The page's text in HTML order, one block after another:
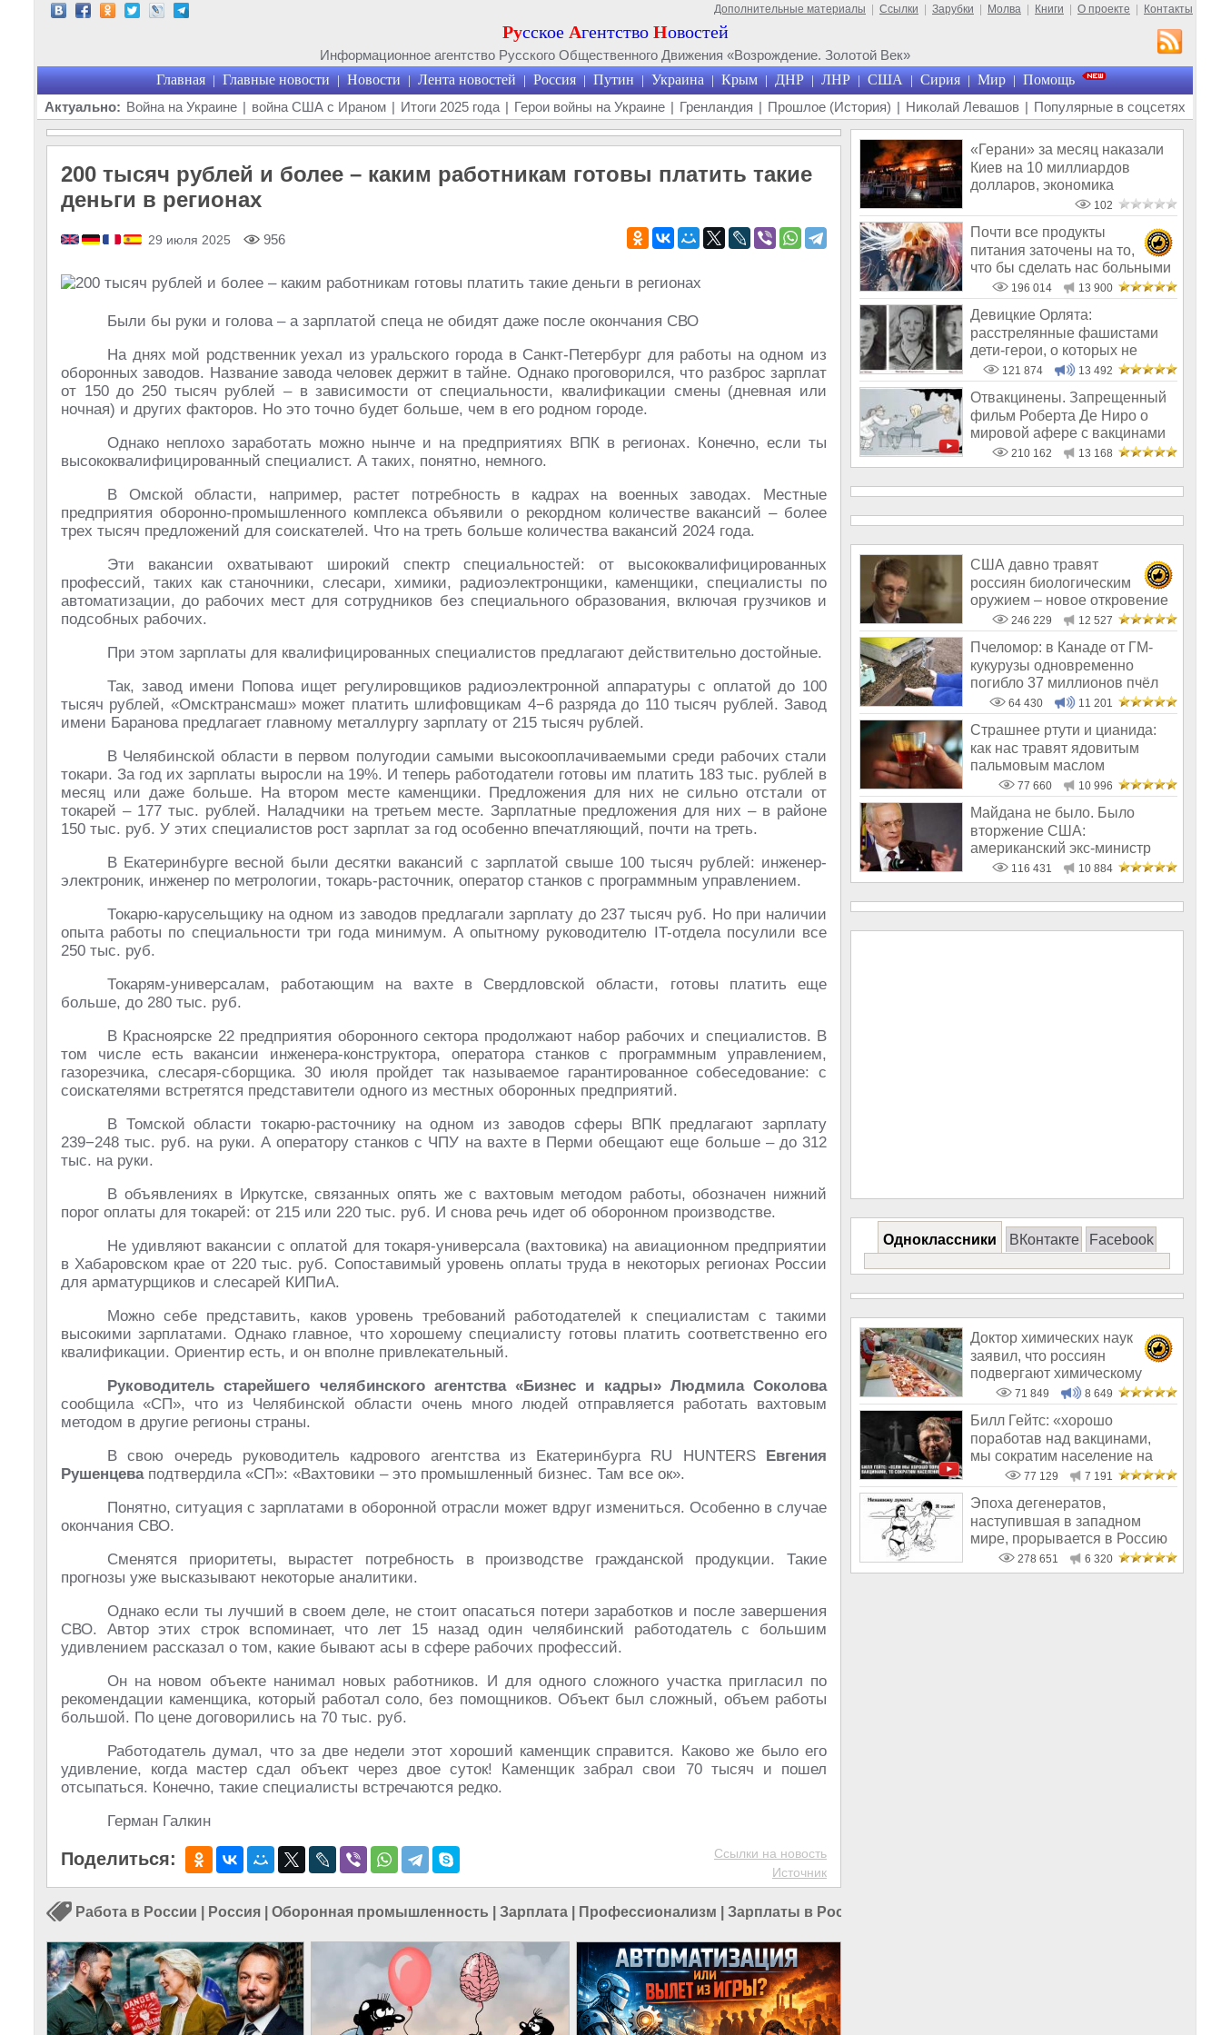
Дополнительные материалы Ссылки Зарубки Молва Книги О проекте Контакты
Русское Агентство Новостей
Информационное агентство Русского Общественного Движения «Возрождение. Золотой Век»
Главная | Главные новости | Новости | Лента новостей | Россия | Путин | Украина | Крым | ДНР | ЛНР | США | Сирия | Мир | Помощь
Актуально: Война на Украине | война США с Ираном | Итоги 2025 года | Герои войны на Украине | Гренландия | Прошлое (История) | Николай Левашов | Популярные в соцсетях
200 тысяч рублей и более – каким работникам готовы платить такие
деньги в регионах
29 июля 2025 956
Были бы руки и голова – а зарплатой спеца не обидят даже после окончания СВО
На днях мой родственник уехал из уральского города в Санкт-Петербург для работы на одном из
оборонных заводов. Название завода человек держит в тайне. Однако проговорился, что разброс зарплат
от 150 до 250 тысяч рублей – в зависимости от специальности, квалификации смены (дневная или
ночная) и других факторов. Но это точно будет больше, чем в его родном городе.
Однако неплохо заработать можно нынче и на предприятиях ВПК в регионах. Конечно, если ты
высококвалифицированный специалист. А таких, понятно, немного.
В Омской области, например, растет потребность в кадрах на военных заводах. Местные
предприятия оборонно-промышленного комплекса объявили о рекордном количестве вакансий – более
трех тысяч предложений для соискателей. Что на треть больше количества вакансий 2024 года.
Эти вакансии охватывают широкий спектр специальностей: от высококвалифицированных
профессий, таких как станочники, слесари, химики, радиоэлектронщики, каменщики, специалисты по
автоматизации, до рабочих мест для сотрудников без специального образования, включая грузчиков и
подсобных рабочих.
При этом зарплаты для квалифицированных специалистов предлагают действительно достойные.
Так, завод имени Попова ищет регулировщиков радиоэлектронной аппаратуры с оплатой до 100
тысяч рублей, «Омсктрансмаш» может платить шлифовщикам 4−6 разряда до 110 тысяч рублей. Завод
имени Баранова предлагает главному металлургу зарплату от 215 тысяч рублей.
В Челябинской области в первом полугодии самыми высокооплачиваемыми среди рабочих стали
токари. За год их зарплаты выросли на 19%. И теперь работодатели готовы им платить 183 тыс. рублей в
месяц или даже больше. На втором месте каменщики. Предложения для них не сильно отстали от
токарей – 177 тыс. рублей. Наладчики на третьем месте. Зарплатные предложения для них – в районе
150 тыс. руб. У этих специалистов рост зарплат за год особенно впечатляющий, почти на треть.
В Екатеринбурге весной были десятки вакансий с зарплатой свыше 100 тысяч рублей: инженер-
электроник, инженер по метрологии, токарь-расточник, оператор станков с программным управлением.
Токарю-карусельщику на одном из заводов предлагали зарплату до 237 тысяч руб. Но при наличии
опыта работы по специальности три года минимум. А опытному руководителю IT-отдела посулили все
250 тыс. руб.
Токарям-универсалам, работающим на вахте в Свердловской области, готовы платить еще
больше, до 280 тыс. руб.
В Красноярске 22 предприятия оборонного сектора продолжают набор рабочих и специалистов. В
том числе есть вакансии инженера-конструктора, оператора станков с программным управлением,
газорезчика, слесаря-сборщика. 30 июля пройдет так называемое гарантированное собеседование: с
соискателями встретятся представители одного из местных оборонных предприятий.
В Томской области токарю-расточнику на одном из заводов сферы ВПК предлагают зарплату
239−248 тыс. руб. на руки. А оператору станков с ЧПУ на вахте в Перми обещают еще больше – до 312
тыс. на руки.
В объявлениях в Иркутске, связанных опять же с вахтовым методом работы, обозначен нижний
порог оплаты для токарей: от 215 или 220 тыс. руб. И снова речь идет об оборонном производстве.
Не удивляют вакансии с оплатой для токаря-универсала (вахтовика) на авиационном предприятии
в Хабаровском крае от 220 тыс. руб. Сопоставимый уровень оплаты труда в некоторых регионах России
для арматурщиков и слесарей КИПиА.
Можно себе представить, каков уровень требований работодателей к специалистам с такими
высокими зарплатами. Однако главное, что хорошему специалисту готовы платить соответственно его
квалификации. Ориентир есть, и он вполне привлекательный.
Руководитель старейшего челябинского агентства «Бизнес и кадры» Людмила Соколова
сообщила «СП», что из Челябинской области очень много людей отправляется работать вахтовым
методом в другие регионы страны.
В свою очередь руководитель кадрового агентства из Екатеринбурга RU HUNTERS Евгения
Рушенцеваподтвердила «СП»: «Вахтовики – это промышленный бизнес. Там все ок».
Понятно, ситуация с зарплатами в оборонной отрасли может вдруг измениться. Особенно в случае
окончания СВО.
Сменятся приоритеты, вырастет потребность в производстве гражданской продукции. Такие
прогнозы уже высказывают некоторые аналитики.
Однако если ты лучший в своем деле, не стоит опасаться потери заработков и после завершения
СВО. Автор этих строк вспоминает, что лет 15 назад один челябинский работодатель с большим
удивлением рассказал о том, какие бывают асы в сфере рабочих профессий.
Он на новом объекте нанимал новых работников. И для одного сложного участка пригласил по
рекомендации каменщика, который работал соло, без помощников. Объект был сложный, объем работы
большой. По цене договорились на 70 тыс. руб.
Работодатель думал, что за две недели этот хороший каменщик справится. Каково же было его
удивление, когда мастер сдал объект через двое суток! Каменщик забрал свои 70 тысяч и пошел
отсыпаться. Конечно, такие специалисты встречаются редко.
Герман Галкин
Поделиться:
Ссылки на новость
Источник
Работа в России Россия Оборонная промышленность Зарплата Профессионализм Зарплаты в России
«Герани» за месяц наказали
Киев на 10 миллиардов
долларов, экономика
Украины обнуля
102
Почти все продукты
питания заточены на то,
что бы сделать нас больными
и бесплодным
196 014 13 900
Девицкие Орлята:
расстрелянные фашистами
дети-герои, о которых не
рассказывают в шк
121 874 13 492
Отвакцинены. Запрещенный
фильм Роберта Де Ниро о
мировой афере с вакцинами
210 162 13 168
США давно травят
россиян биологическим
оружием – новое откровение
Эдварда Сноудена
246 229 12 527
Пчеломор: в Канаде от ГМ-
кукурузы одновременно
погибло 37 миллионов пчёл
64 430 11 201
Страшнее ртути и цианида:
как нас травят ядовитым
пальмовым маслом
77 660 10 996
Майдана не было. Было
вторжение США:
американский экс-министр
написал открытое пись
116 431 10 884
Одноклассники ВКонтакте Facebook
Доктор химических наук
заявил, что россиян
подвергают химическому
геноциду71 849 8 649
Билл Гейтс: «хорошо
поработав над вакцинами,
мы сократим население на
10-15%»77 129 7 191
Эпоха дегенератов,
наступившая в западном
мире, прорывается в Россию
278 651 6 320